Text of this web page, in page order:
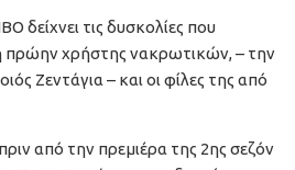
δείχνει τις δυσκολίες που
πρώην χρήστης νακρωτικών, – την
Ζεντάγια – και οι φίλες της από
από την πρεμιέρα της 2ης σεζόν